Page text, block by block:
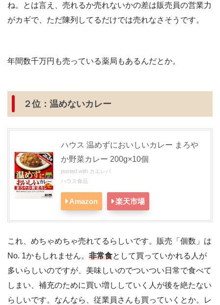
ね。とは言え、売れるか売れないかの差は販売員の営業力
がカギで、ただ陳列してるだけでは売れなさそうです。
年間数千万円も売っている薬局もあるんだとか。
２位：温めないカレー
ハウス 温めずにおいしいカレー まろや
か野菜カレー 200g×10個
posted with カエレバ
ハウス食品
Amazon 楽天市場
これ、めちゃめちゃ売れてるらしいです。販売「個数」は
No. 1かもしれません。 非常食として買っていかれる人が
多いらしいのですが、美味しいのでついつい日常で食べて
しまい、補充のために買い増ししていく人が後を絶たない
らしいです。なんなら、従業員さんも買っていくとか。レ